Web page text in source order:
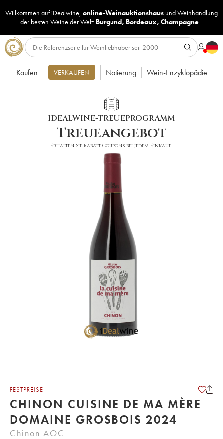
Willkommen auf iDealwine, online-Weinauktionshaus undWeinhandlung
der besten Weine der Welt: Burgund, Bordeaux, Champagne...
Kaufen VERKAUFEN Notierung Wein-Enzyklopädie
IDEALWINE-TREUEPROGRAMM
Treueangebot
Erhalten Sie Rabatt-Coupons bei jedem Einkauf!
FESTPREISE
CHINON CUISINE DE MA MÈRE
DOMAINE GROSBOIS 2024
Chinon AOC